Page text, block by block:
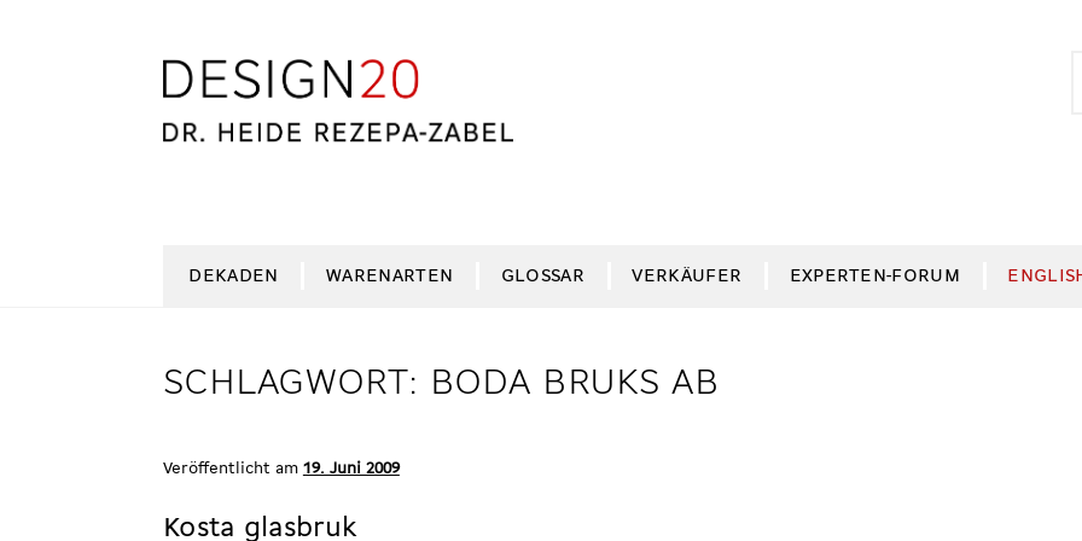
Zur
Navigation
springen
Zum
Inhalt
springen
DEKADEN WARENARTEN GLOSSAR VERKÄUFER EXPERTEN-FORUM
SCHLAGWORT: BODA BRUKS AB
Veröffentlicht am 19. Juni 2009
Kosta glasbruk